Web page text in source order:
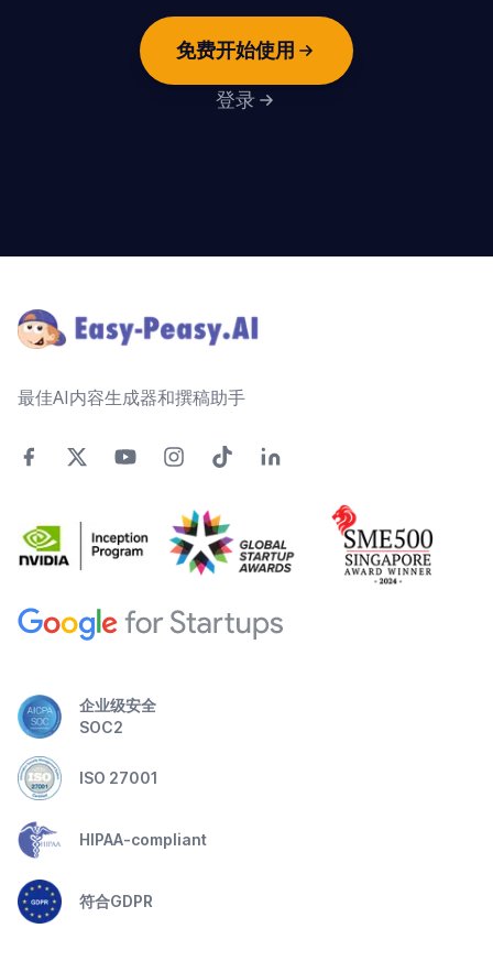
免费开始使用
登录
最佳AI内容生成器和撰稿助手
企业级安全
SOC2
ISO 27001
HIPAA-compliant
符合GDPR